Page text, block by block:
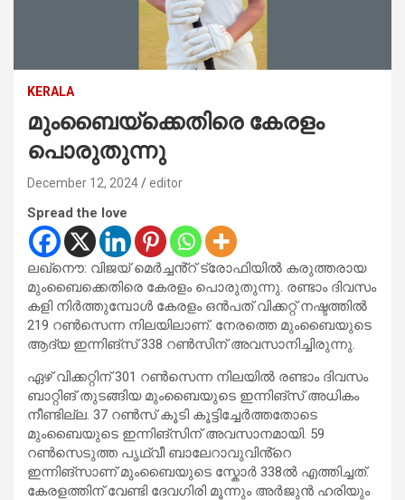
KERALA
മുംബൈയ്ക്കെതിരെ കേരളം
പൊരുതുന്നു
December 12, 2024 editor
Spread the love
ലഖ്നൌ: വിജയ് മെർച്ചൻ്റ് ട്രോഫിയിൽ കരുത്തരായ
മുംബൈക്കെതിരെ കേരളം പൊരുതുന്നു. രണ്ടാം ദിവസം
കളി നിർത്തുമ്പോൾ കേരളം ഒൻപത് വിക്കറ്റ് നഷ്ടത്തിൽ
219 റൺസെന്ന നിലയിലാണ്. നേരത്തെ മുംബൈയുടെ
ആദ്യ ഇന്നിങ്സ് 338 റൺസിന് അവസാനിച്ചിരുന്നു.
ഏഴ് വിക്കറ്റിന് 301 റൺസെന്ന നിലയിൽ രണ്ടാം ദിവസം
ബാറ്റിങ് തുടങ്ങിയ മുംബൈയുടെ ഇന്നിങ്സ് അധികം
നീണ്ടില്ല. 37 റൺസ് കൂടി കൂട്ടിച്ചേർത്തതോടെ
മുംബൈയുടെ ഇന്നിങ്സിന് അവസാനമായി. 59
റൺസെടുത്ത പൃഥ്വീ ബാലേറാവുവിൻ്റെ
ഇന്നിങ്സാണ് മുംബൈയുടെ സ്കോർ 338ൽ എത്തിച്ചത്.
കേരളത്തിന് വേണ്ടി ദേവഗിരി മൂന്നും അർജുൻ ഹരിയും